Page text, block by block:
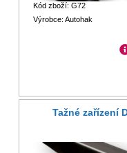
Kód zboží: G72
Výrobce: Autohak
Tažné zařízení